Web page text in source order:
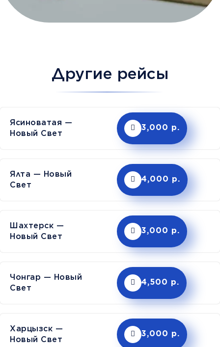
Другие рейсы
Ясиноватая —
Новый Свет
3,000 р.
Ялта — Новый
Свет
4,000 р.
Шахтерск —
Новый Свет
3,000 р.
Чонгар — Новый
Свет
4,500 р.
Харцызск —
Новый Свет
3,000 р.